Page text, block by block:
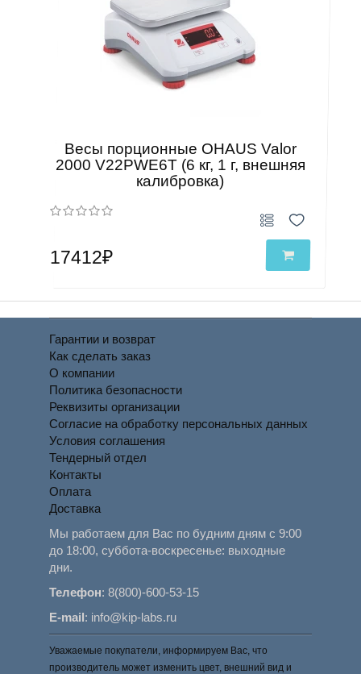
Весы порционные OHAUS Valor
2000 V22PWE6T (6 кг, 1 г, внешняя
калибровка)
17412₽
Гарантии и возврат
Как сделать заказ
О компании
Политика безопасности
Реквизиты организации
Согласие на обработку персональных данных
Условия соглашения
Тендерный отдел
Контакты
Оплата
Доставка
Мы работаем для Вас по будним дням с 9:00
до 18:00, суббота-воскресенье: выходные
дни.
Телефон:8(800)-600-53-15
E-mail: info@kip-labs.ru
Уважаемые покупатели, информируем Вас, что
производитель может изменить цвет, внешний вид и